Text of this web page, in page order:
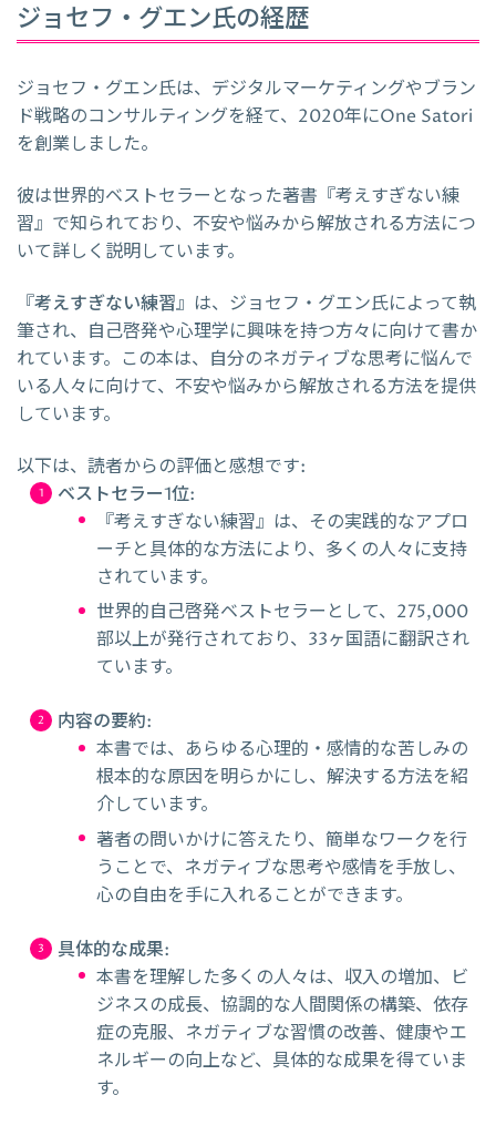
ジョセフ・グエン氏の経歴
ジョセフ・グエン氏は、デジタルマーケティングやブラン
ド戦略のコンサルティングを経て、2020年にOne Satori
を創業しました。
彼は世界的ベストセラーとなった著書『考えすぎない練
習』で知られており、不安や悩みから解放される方法につ
いて詳しく説明しています。
『考えすぎない練習』は、ジョセフ・グエン氏によって執
筆され、自己啓発や心理学に興味を持つ方々に向けて書か
れています。この本は、自分のネガティブな思考に悩んで
いる人々に向けて、不安や悩みから解放される方法を提供
しています。
以下は、読者からの評価と感想です:
ベストセラー1位:
『考えすぎない練習』は、その実践的なアプロ
ーチと具体的な方法により、多くの人々に支持
されています。
世界的自己啓発ベストセラーとして、275,000
部以上が発行されており、33ヶ国語に翻訳され
ています。
内容の要約:
本書では、あらゆる心理的・感情的な苦しみの
根本的な原因を明らかにし、解決する方法を紹
介しています。
著者の問いかけに答えたり、簡単なワークを行
うことで、ネガティブな思考や感情を手放し、
心の自由を手に入れることができます。
具体的な成果:
本書を理解した多くの人々は、収入の増加、ビ
ジネスの成長、協調的な人間関係の構築、依存
症の克服、ネガティブな習慣の改善、健康やエ
ネルギーの向上など、具体的な成果を得ていま
す。